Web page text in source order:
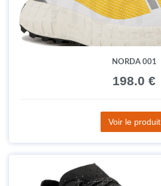
NORDA 001
198.0 €
Voir le produit